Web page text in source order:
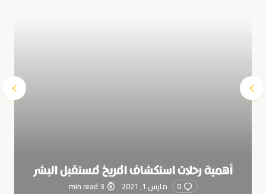
أهمية رحلات استكشاف المريخ لمستقبل البشر
0 مارس 1, 2021 3 min read